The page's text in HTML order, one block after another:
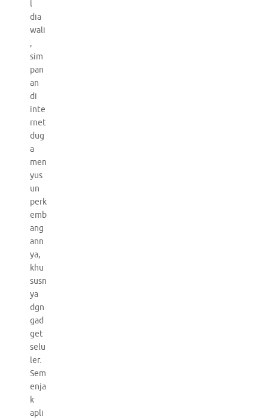
l
dia
wali
,
sim
pan
an
di
inte
rnet
dug
a
men
yus
un
perk
emb
ang
ann
ya,
khu
susn
ya
dgn
gad
get
selu
ler.
Sem
enja
k
apli